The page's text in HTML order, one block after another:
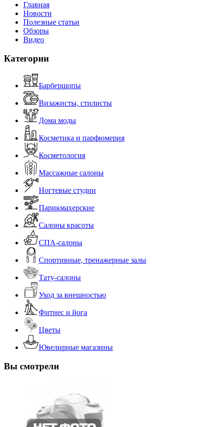
Главная
Новости
Полезные статьи
Обзоры
Видео
Категории
Барбершопы
Визажисты, стилисты
Дома моды
Косметика и парфюмерия
Косметология
Массажные салоны
Ногтевые студии
Парикмахерские
Салоны красоты
СПА-салоны
Спортивные, тренажерные залы
Тату-салоны
Уход за внешностью
Фитнес и йога
Цветы
Ювелирные магазины
Вы смотрели